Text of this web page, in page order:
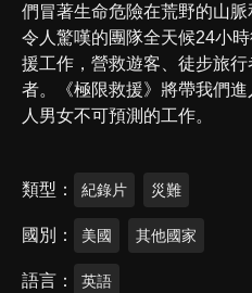
們冒著生命危險在荒野的山
令人驚嘆的團隊全天候24小
援工作，營救遊客、徒步旅
者。《極限救援》將帶我們
人男女不可預測的工作。
類型 紀錄片 災難
國別 美國 其他國家
語言 英語